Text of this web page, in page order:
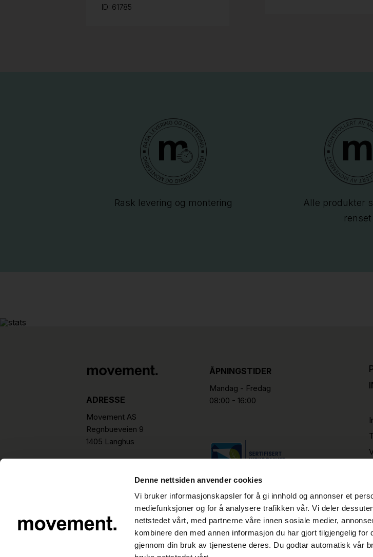
Denne nettsiden anvender cookies
Vi bruker informasjonskapsler for å gi innhold og annonser et
mediefunksjoner og for å analysere trafikken vår. Vi deler
nettstedet vårt, med partnerne våre innen sosiale medier,
kombinere den med annen informasjon du har gjort tilgjengelig
gjennom din bruk av tjenestene deres. Du godtar automatisk vår
ID: 61785
Rask levering og montering
Alle produkter
renset
ADRESSE
Movement AS
Regnbueveien 9
1405 Langhus
hello@movement.as
ÅPNINGSTIDER
Mandag - Fredag
08:00 - 16:00